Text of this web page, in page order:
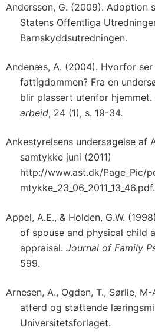
Andersson, G. (2009). Adoption
Statens Offentliga
Barnskyddsutredningen.
Andenæs, A. (2004). Hvorfor
fattigdommen? Fra en
blir plassert utenfor hjemmet.
arbeid, 24 (1), s. 19-34.
Ankestyrelsens undersøgelse af
samtykke juni (2011)
http://www.ast.dk/Page_Pic/
mtykke_23_06_2011_13_46.pdf.
Appel, A.E., & Holden, G.W.
of spouse and physical child
appraisal. Journal of Family
599.
Arnesen, A., Ogden, T., Sørlie,
atferd og støttende
Universitetsforlaget.